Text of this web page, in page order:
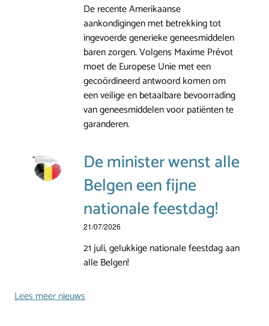
De recente Amerikaanse
aankondigingen met betrekking tot
ingevoerde generieke geneesmiddelen
baren zorgen. Volgens Maxime Prévot
moet de Europese Unie met een
gecoördineerd antwoord komen om
een veilige en betaalbare bevoorrading
van geneesmiddelen voor patiënten te
garanderen.
De minister wenst alle
Belgen een fijne
nationale feestdag!
21/07/2026
21 juli, gelukkige nationale feestdag aan
alle Belgen!
Lees meer nieuws